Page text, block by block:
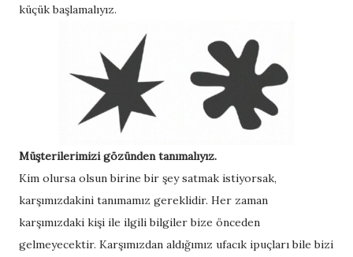
küçük başlamalıyız.
Müşterilerimizi gözünden tanımalıyız.
Kim olursa olsun birine bir şey satmak istiyorsak,
karşımızdakini tanımamız gereklidir. Her zaman
karşımızdaki kişi ile ilgili bilgiler bize önceden
gelmeyecektir. Karşımızdan aldığımız ufacık ipuçları bile bizi